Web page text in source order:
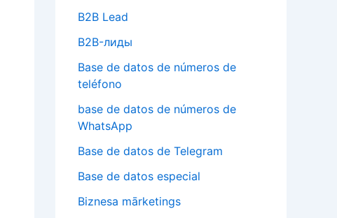
B2B Lead
B2B-лиды
Base de datos de números de
teléfono
base de datos de números de
WhatsApp
Base de datos de Telegram
Base de datos especial
Biznesa mārketings